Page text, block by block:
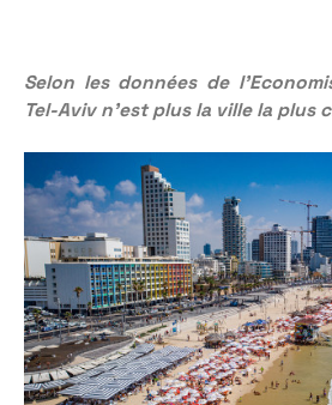
Selon les données de
Tel-Aviv n’est plus la ville la plus